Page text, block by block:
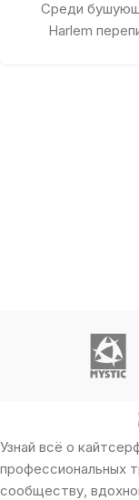
Среди
Harlem
Узнай всё о
профессиональных
сообществу,